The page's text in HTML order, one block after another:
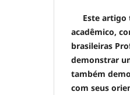
Este artigo
acadêmico,
brasileiras
demonstrar
também
com seus